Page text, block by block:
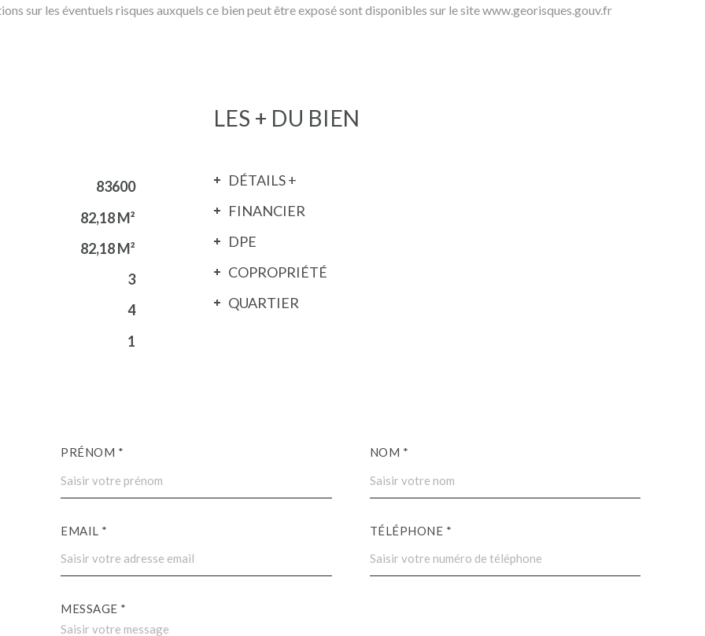
sur les éventuels risques auxquels ce bien peut être exposé sont disponibles sur le site www.georisques.gouv.fr
83600
82,18 M²
82,18 M²
3
4
1
LES + DU BIEN
DÉTAILS +
FINANCIER
DPE
COPROPRIÉTÉ
QUARTIER
PRÉNOM * NOM *
EMAIL * TÉLÉPHONE *
MESSAGE *